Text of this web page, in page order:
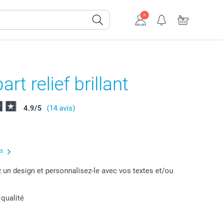
relief brillant
4.9/5 (14 avis)
un design et personnalisez-le avec vos textes et/ou